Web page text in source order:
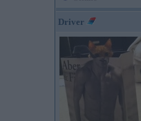
Driver